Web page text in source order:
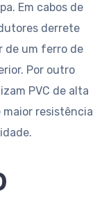
Em cabos de
derrete
de um ferro de
Por outro
PVC de alta
maior resistência